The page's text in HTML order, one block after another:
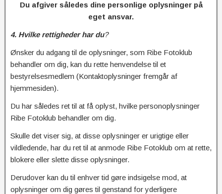
Du afgiver således dine personlige oplysninger på
eget ansvar.
4. Hvilke rettigheder har du?
Ønsker du adgang til de oplysninger, som Ribe Fotoklub
behandler om dig, kan du rette henvendelse til et
bestyrelsesmedlem (Kontaktoplysninger fremgår af
hjemmesiden).
Du har således ret til at få oplyst, hvilke personoplysninger
Ribe Fotoklub behandler om dig.
Skulle det viser sig, at disse oplysninger er urigtige eller
vildledende, har du ret til at anmode Ribe Fotoklub om at rette,
blokere eller slette disse oplysninger.
Derudover kan du til enhver tid gøre indsigelse mod, at
oplysninger om dig gøres til genstand for yderligere